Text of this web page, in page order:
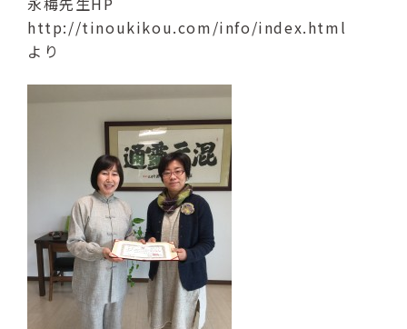
http://tinoukikou.com/info/index.html
より